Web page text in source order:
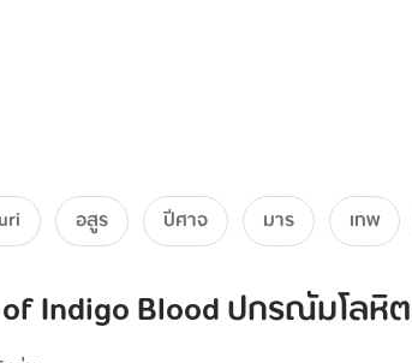
อสูร ปีศาจ มาร เทพ
Indigo Blood ปกรณัมโลหิ